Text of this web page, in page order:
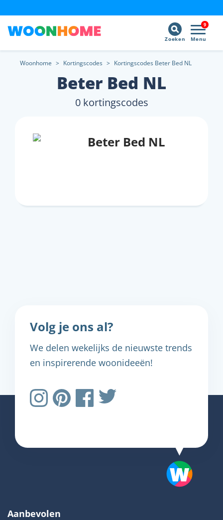
9
Menu
Zoeken
Woonhome > Kortingscodes > Kortingscodes Beter Bed NL
Beter Bed NL
0 kortingscodes
Beter Bed NL
Volg je ons al?
We delen wekelijks de nieuwste trends
en inspirerende woonideeën!
Aanbevolen